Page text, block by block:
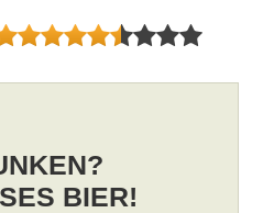
BIER!